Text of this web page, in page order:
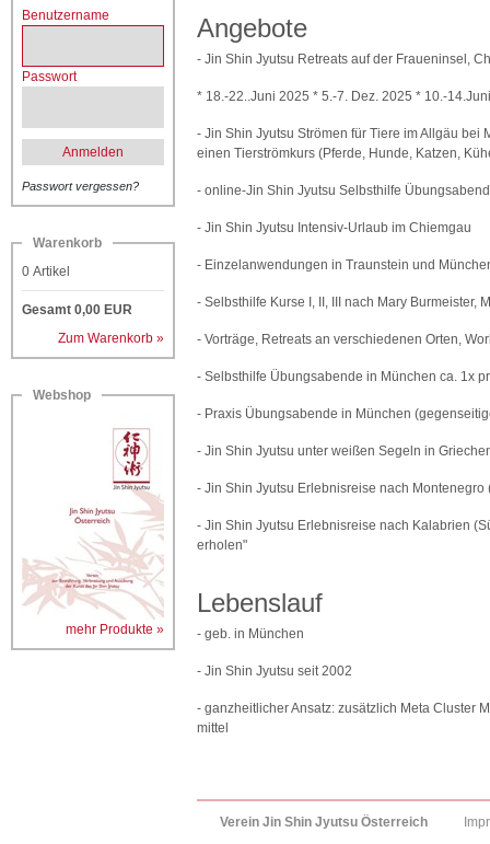
Benutzername
Passwort
Anmelden
Passwort vergessen?
Warenkorb
0 Artikel
Gesamt 0,00 EUR
Zum Warenkorb »
Webshop
mehr Produkte »
Angebote
- Jin Shin Jyutsu Retreats auf der Fraueninsel,
* 18.-22..Juni 2025 * 5.-7. Dez. 2025 * 10.-
- Jin Shin Jyutsu Strömen für Tiere im Allgäu
einen Tierströmkurs (Pferde, Hunde, Katzen,
- online-Jin Shin Jyutsu Selbsthilfe
- Jin Shin Jyutsu Intensiv-Urlaub im Chiemgau
- Einzelanwendungen in Traunstein und
- Selbsthilfe Kurse I, II, III nach Mary Burmeister,
- Vorträge, Retreats an verschiedenen Orten,
- Selbsthilfe Übungsabende in München ca. 1x
- Praxis Übungsabende in München
- Jin Shin Jyutsu unter weißen Segeln in
- Jin Shin Jyutsu Erlebnisreise nach
- Jin Shin Jyutsu Erlebnisreise nach Kalabrien
erholen"
Lebenslauf
- geb. in München
- Jin Shin Jyutsu seit 2002
- ganzheitlicher Ansatz: zusätzlich Meta Cluster
mittel
Verein Jin Shin Jyutsu Österreich